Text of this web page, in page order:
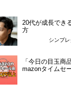
20代が成長でき
方
シンプ
「今日の目玉商
mazonタイムセ